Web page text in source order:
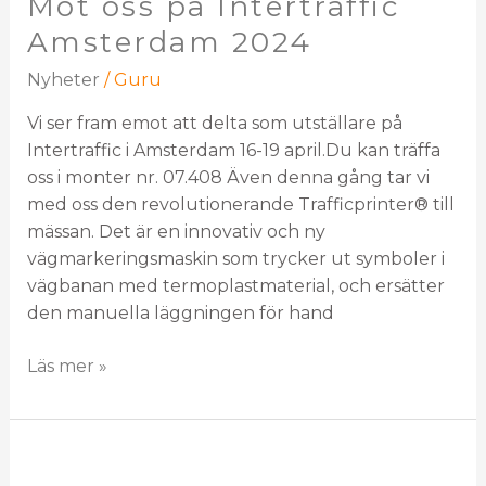
Möt oss på Intertraffic
Amsterdam 2024
Nyheter /Guru
Vi ser fram emot att delta som utställare på
Intertraffic i Amsterdam 16-19 april.Du kan träffa
oss i monter nr. 07.408 Även denna gång tar vi
med oss den revolutionerande Trafficprinter® till
mässan. Det är en innovativ och ny
vägmarkeringsmaskin som trycker ut symboler i
vägbanan med termoplastmaterial, och ersätter
den manuella läggningen för hand
Läs mer »